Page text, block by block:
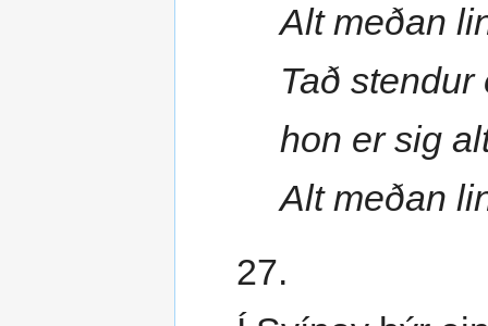
Alt meðan
Tað
hon er sig
Alt meðan
27.